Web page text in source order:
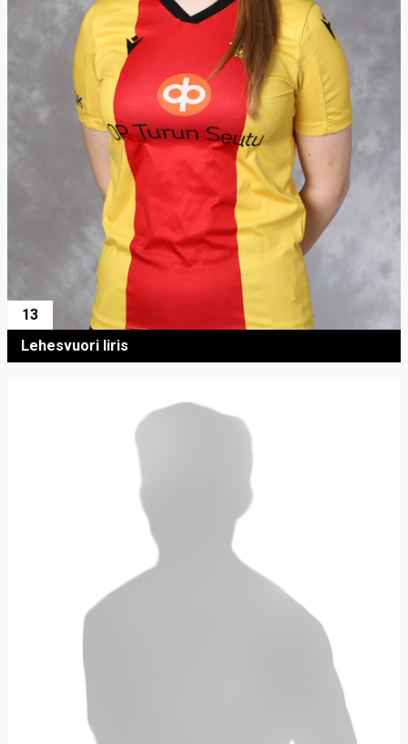
13
Lehesvuori Iiris